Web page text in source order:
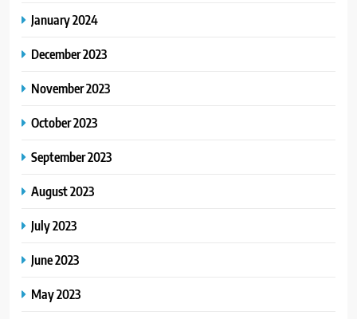
January 2024
December 2023
November 2023
October 2023
September 2023
August 2023
July 2023
June 2023
May 2023